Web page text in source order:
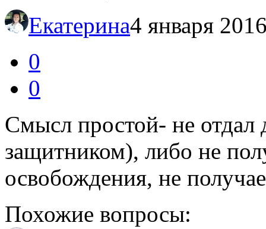
Екатерина4 января
0
0
Смысл простой- не отдал
защитником), либо не
освобождения, не
Похожие вопросы: